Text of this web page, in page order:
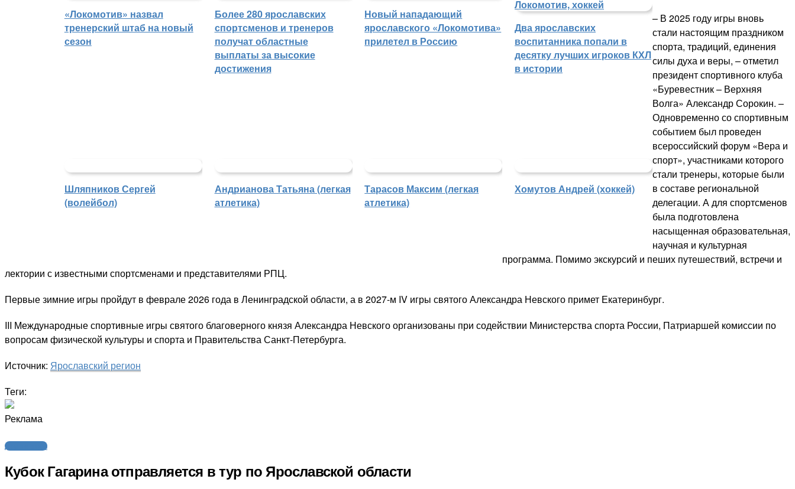
«Локомотив» назвал
тренерский штаб на новый
сезон
Более 280 ярославских
спортсменов и тренеров
получат областные
выплаты за высокие
достижения
Новый нападающий
ярославского «Локомотива»
прилетел в Россию
Два ярославских
воспитанника попали в
десятку лучших игроков КХЛ
в истории
Шляпников Сергей
(волейбол)
Андрианова Татьяна (легкая
атлетика)
Тарасов Максим (легкая
атлетика)
Хомутов Андрей (хоккей)
– В 2025 году игры вновь
стали настоящим праздником
спорта, традиций, единения
силы духа и веры, – отметил
президент спортивного клуба
«Буревестник – Верхняя
Волга» Александр Сорокин. –
Одновременно со спортивным
событием был проведен
всероссийский форум «Вера и
спорт», участниками которого
стали тренеры, которые были
в составе региональной
делегации. А для спортсменов
была подготовлена
насыщенная образовательная,
научная и культурная
программа. Помимо экскурсий и пеших путешествий, встречи и
лектории с известными спортсменами и представителями РПЦ.
Первые зимние игры пройдут в феврале 2026 года в Ленинградской области, а в 2027-м IV игры святого Александра Невского примет Екатеринбург.
III Международные спортивные игры святого благоверного князя Александра Невского организованы при содействии Министерства спорта России, Патриаршей комиссии по
вопросам физической культуры и спорта и Правительства Санкт-Петербурга.
Источник: Ярославский регион
Теги:
Реклама
Другие виды
Кубок Гагарина отправляется в тур по Ярославской области